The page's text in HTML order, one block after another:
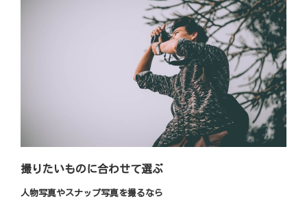
撮りたいものに合わせて選ぶ
人物写真やスナップ写真を撮るなら